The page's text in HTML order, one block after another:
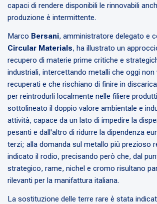
capaci di rendere disponibili le rinnovabili
produzione è intermittente.
Marco Bersani, amministratore delegato e
Circular Materials, ha illustrato un
recupero di materie prime critiche e
industriali, intercettando metalli che oggi non
recuperati e che rischiano di finire in
per reintrodurli localmente nelle filiere
sottolineato il doppio valore ambientale e
attività, capace da un lato di impedire la
pesanti e dall'altro di ridurre la dipendenza
terzi; alla domanda sul metallo più prezioso
indicato il rodio, precisando però che, dal
strategico, rame, nichel e cromo risultano
rilevanti per la manifattura italiana.
La sostituzione delle terre rare è stata